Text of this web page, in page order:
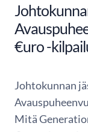
€uro -
Johtokunnan
Mitä